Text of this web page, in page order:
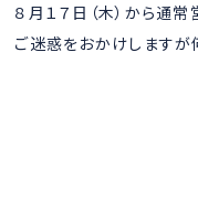
８月１７日（木）から通常
ご迷惑をおかけしますが